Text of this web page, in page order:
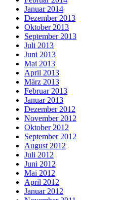
Januar 2014
Dezember 2013
Oktober 2013
September 2013
Juli 2013
Juni 2013
Mai 2013
April 2013
März 2013
Februar 2013
Januar 2013
Dezember 2012
November 2012
Oktober 2012
September 2012
August 2012
Juli 2012
Juni 2012
Mai 2012
April 2012
Januar 2012